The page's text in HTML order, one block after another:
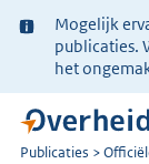
Ter
informatie:
Mogelijk
publicaties.
het
U
Publicaties